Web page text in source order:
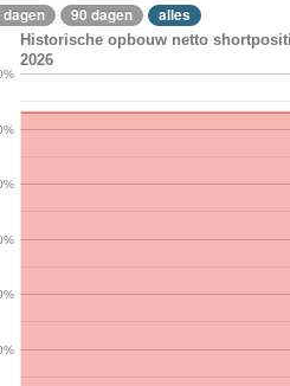
dagen 90 dagen alles
Historische opbouw netto
2026